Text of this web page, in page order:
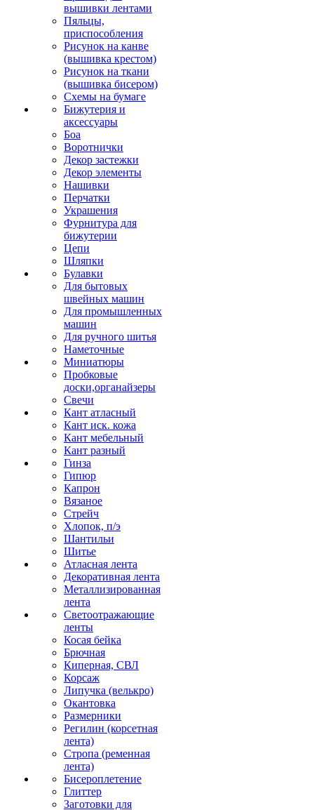
вышивки лентами
Пяльцы,
приспособления
Рисунок на канве
(вышивка крестом)
Рисунок на ткани
(вышивка бисером)
Схемы на бумаге
Бижутерия и
аксессуары
Боа
Воротнички
Декор застежки
Декор элементы
Нашивки
Перчатки
Украшения
Фурнитура для
бижутерии
Цепи
Шляпки
Булавки
Для бытовых
швейных машин
Для промышленных
машин
Для ручного шитья
Наметочные
Миниатюры
Пробковые
доски,органайзеры
Свечи
Кант атласный
Кант иск. кожа
Кант мебельный
Кант разный
Гинза
Гипюр
Капрон
Вязаное
Стрейч
Хлопок, п/э
Шантильи
Шитье
Атласная лента
Декоративная лента
Металлизированная
лента
Светоотражающие
ленты
Косая бейка
Брючная
Киперная, СВЛ
Корсаж
Липучка (велькро)
Окантовка
Размерники
Регилин (корсетная
лента)
Стропа (ременная
лента)
Бисероплетение
Глиттер
Заготовки для